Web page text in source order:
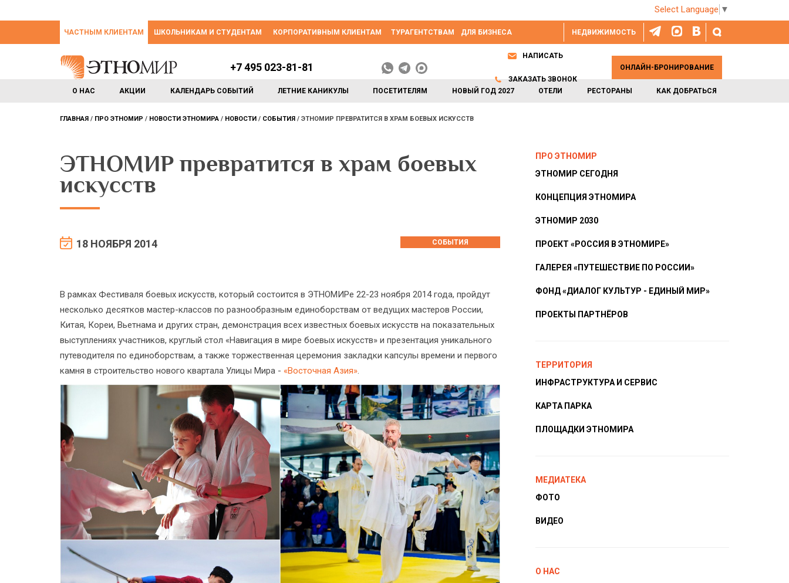
Select Language ▼
НЕДВИЖИМОСТЬ
ЧАСТНЫМ КЛИЕНТАМ ШКОЛЬНИКАМ И СТУДЕНТАМ КОРПОРАТИВНЫМ КЛИЕНТАМ ТУРАГЕНТСТВАМ ДЛЯ БИЗНЕСА
О НАС АКЦИИ КАЛЕНДАРЬ СОБЫТИЙ ЛЕТНИЕ КАНИКУЛЫ ПОСЕТИТЕЛЯМ НОВЫЙ ГОД 2027 ОТЕЛИ РЕСТОРАНЫ КАК ДОБРАТЬСЯ
+7 495 023-81-81
НАПИСАТЬ
ЗАКАЗАТЬ ЗВОНОК
ОНЛАЙН-БРОНИРОВАНИЕ
ГЛАВНАЯ ПРО ЭТНОМИР НОВОСТИ ЭТНОМИРА НОВОСТИ СОБЫТИЯ ЭТНОМИР ПРЕВРАТИТСЯ В ХРАМ БОЕВЫХ ИСКУССТВ
ЭТНОМИР превратится в храм боевых
искусств
18 НОЯБРЯ 2014 СОБЫТИЯ
В рамках Фестиваля боевых искусств, который состоится в ЭТНОМИРе 22-23 ноября 2014 года, пройдут
несколько десятков мастер-классов по разнообразным единоборствам от ведущих мастеров России,
Китая, Кореи, Вьетнама и других стран, демонстрация всех известных боевых искусств на показательных
выступлениях участников, круглый стол «Навигация в мире боевых искусств» и презентация уникального
путеводителя по единоборствам, а также торжественная церемония закладки капсулы времени и первого
камня в строительство нового квартала Улицы Мира - «Восточная Азия».
ПРО ЭТНОМИР
ЭТНОМИР СЕГОДНЯ
КОНЦЕПЦИЯ ЭТНОМИРА
ЭТНОМИР 2030
ПРОЕКТ «РОССИЯ В ЭТНОМИРЕ»
ГАЛЕРЕЯ «ПУТЕШЕСТВИЕ ПО РОССИИ»
ФОНД «ДИАЛОГ КУЛЬТУР - ЕДИНЫЙ МИР»
ПРОЕКТЫ ПАРТНЁРОВ
ТЕРРИТОРИЯ
ИНФРАСТРУКТУРА И СЕРВИС
КАРТА ПАРКА
ПЛОЩАДКИ ЭТНОМИРА
МЕДИАТЕКА
ФОТО
ВИДЕО
О НАС